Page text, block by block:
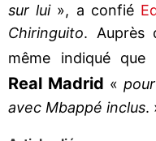
sur lui», a confié
Chiringuito. Auprès
même indiqué que
Real Madrid «
avec Mbappé inclus.